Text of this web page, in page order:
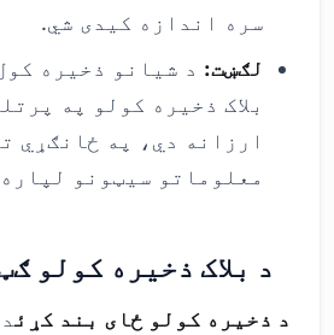
سره اندازه کیدی شي.
لګښت: د شیانو ذخیره
بلاک ذخیره کولو په
ارزانه دي، په ځانګړي
معلوماتو سیټونو
د بلاک ذخیره کولو
د ذخیره کولو ځای بند کړئ